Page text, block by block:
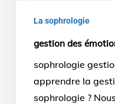
La sophrologie
gestion des
sophrologie
apprendre la
sophrologie ?